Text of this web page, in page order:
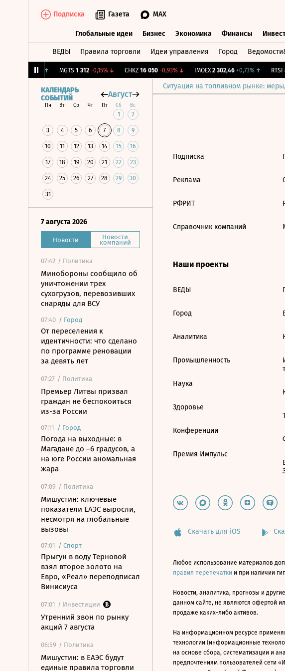
Подписка Газета MAX
Глобальные идеи Бизнес Экономика Финансы
ВЕДЫ Правила торговли Идеи управления Город
↑ MGTS 1 312 -0,15%↓ CHKZ 16 050 -0,93%↓ IMOEX 2 302,46 +0,73%↑ RTSI
Ситуация на топливном рынке:
КАЛЕНДАРЬ
СОБЫТИЙ
Август
Пн Вт Ср Чт Пт Сб Вс
1 2
3 4 5 6 7 8 9
10 11 12 13 14 15 16
17 18 19 20 21 22 23
24 25 26 27 28 29 30
31
7 августа 2026
Новости Новости
компаний
07:42 / Политика
Минобороны сообщило об
уничтожении трех
сухогрузов, перевозивших
снаряды для ВСУ
07:40 / Город
От переселения к
идентичности: что сделано
по программе реновации
за девять лет
07:27 / Политика
Премьер Литвы призвал
граждан не беспокоиться
из-за России
07:11 / Город
Погода на выходные: в
Магадане до –6 градусов, а
на юге России аномальная
жара
07:09 / Политика
Мишустин: ключевые
показатели ЕАЭС выросли,
несмотря на глобальные
вызовы
07:01 / Спорт
Прыгун в воду Терновой
взял второе золото на
Евро, «Реал» переподписал
Винисиуса
07:01 / Инвестиции
Утренний звон по рынку
акций 7 августа
06:59 / Политика
Мишустин: в ЕАЭС будут
единые правила торговли
Подписка
Реклама
РФРИТ
Справочник компаний
Наши проекты
ВЕДЫ
Город
Аналитика
Промышленность
Наука
Здоровье
Конференции
Премия Импульс
Скачать для iOS
Любое использование материалов
правил перепечатки и при наличии
Новости, аналитика, прогнозы и
данном сайте, не являются офертой
продаже каких-либо активов.
На информационном ресурсе
технологии (информационные
на основе сбора, систематизации и
предпочтениям пользователей сети